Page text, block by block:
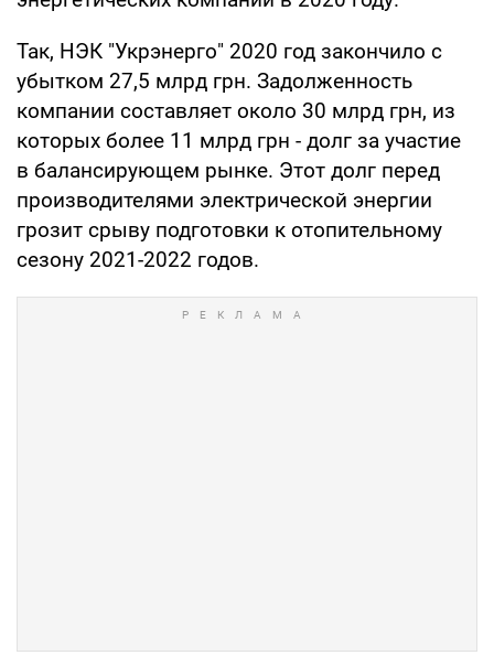
Так, НЭК "Укрэнерго" 2020 год закончило с
убытком 27,5 млрд грн. Задолженность
компании составляет около 30 млрд грн, из
которых более 11 млрд грн - долг за участие
в балансирующем рынке. Этот долг перед
производителями электрической энергии
грозит срыву подготовки к отопительному
сезону 2021-2022 годов.